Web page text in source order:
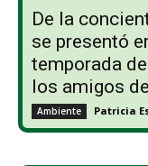
De la
se presentó
temporada
los amigos
Ambiente Patricia